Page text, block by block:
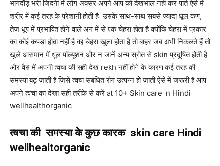
भागदौड़ भरी जिंदगी में लोग अक्सर अपने आप को देखभाल नहीं कर पाते ऐसे में
शरीर में कई तरह के परेशानी होती है उसके साथ-साथ सबसे ज्यादा धूल कण,
तेज धूप में प्रभावित होने वाले अंग में से एक चेहरा होता है क्योंकि चेहरा में प्रकार
का कोई कपड़ा होता नहीं है वह चेहरा खुला होता है तो बाहर जब अभी निकलते हैं तो
खुले आसमान में धूल पॉल्यूशन और न जानें अन्य स्रोत से skin प्रदूषित होती है
और वैसे में अपनी त्वचा की सही देख rekh नहीं होने के कारण कई तरह की
समस्या बढ़ जाती है जिसे त्वचा संबंधित रोग उत्पन्न हो जाती ऐसे में जरूरी है आप
अपने त्वचा का देखा सही तरीके से करें at 10+ Skin care in Hindi
wellhealthorganic
त्वचा की समस्या के कुछ कारकskin care Hindi
wellhealtorganic